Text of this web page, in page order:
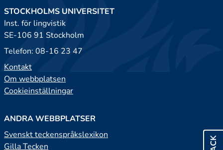
STOCKHOLMS UNIVERSITET
Inst. för lingvistik
SE-106 91 Stockholm
Telefon: 08-16 23 47
Kontakt
Om webbplatsen
Cookieinställningar
ANDRA WEBBPLATSER
Svenskt teckenspråkslexikon
Gilla Tecken